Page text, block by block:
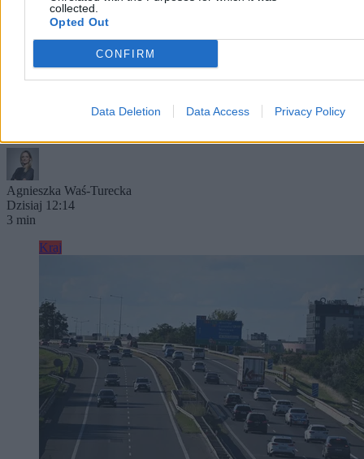
collected.
Opted Out
CONFIRM
Data Deletion Data Access Privacy Policy
Rolnik zaorał nową drogę. Usłyszał zarzut, grozi
mu do 10 lat więzienia
Uszkodzenie nowo wyremontowanej nawierzchni na ulicy
Rybackiej w gliwickiej dzielnicy Ostropa skończyło się surowymi
pługiem świeży asfalt, usłyszał zarzut zniszczenia mienia o znacznej
Agnieszka Waś-Turecka
Dzisiaj 12:14
3 min
Kraj